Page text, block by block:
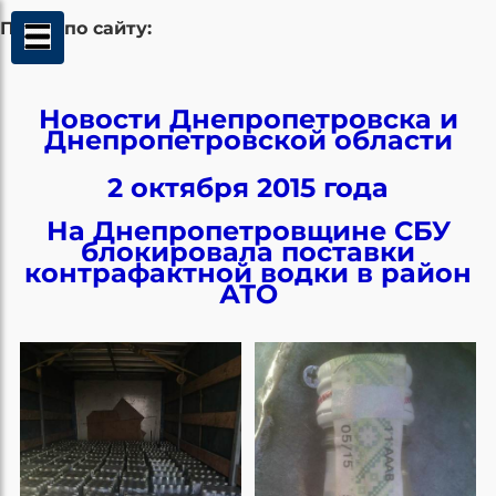
Поиск по сайту:
Новости Днепропетровска и
Днепропетровской области
2 октября 2015 года
На Днепропетровщине СБУ
блокировала поставки
контрафактной водки в район
АТО